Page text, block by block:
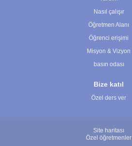
Nasıl çalışır
Öğretmen Alanı
Öğrenci erişimi
Misyon & Vizyon
basın odası
Bize katıl
Özel ders ver
Site haritası
Özel öğretmenler